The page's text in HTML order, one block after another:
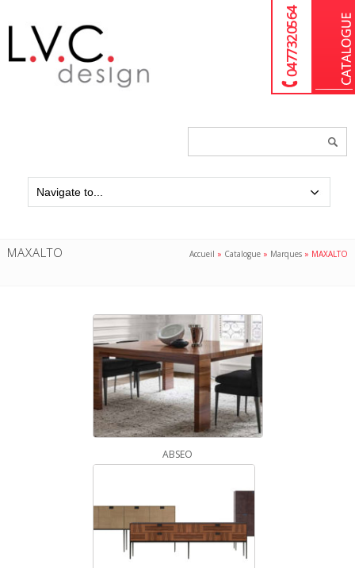
04 77 32 05 64
MAXALTO Accueil » Catalogue » Marques » MAXALTO
ABSEO